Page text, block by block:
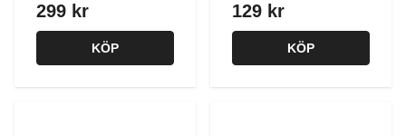
299 kr
KÖP
129 kr
KÖP